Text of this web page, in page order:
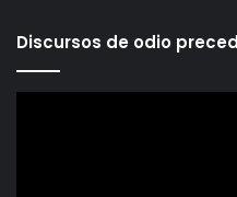
Discursos de odio